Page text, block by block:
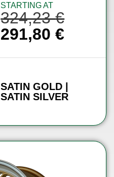
STARTING AT
324,23€
291,80€
SATIN GOLD |
SATIN SILVER